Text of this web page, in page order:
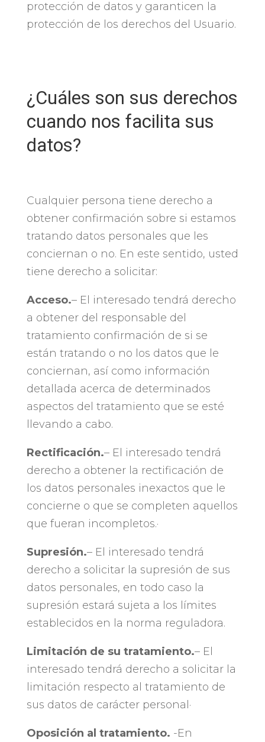
protección de datos y garanticen la
protección de los derechos del Usuario.
¿Cuáles son sus derechos
cuando nos facilita sus
datos?
Cualquier persona tiene derecho a
obtener confirmación sobre si estamos
tratando datos personales que les
conciernan o no. En este sentido, usted
tiene derecho a solicitar:
Acceso​.– El interesado tendrá derecho
a obtener del responsable del
tratamiento confirmación de si se
están tratando o no los datos que le
conciernan, así como información
detallada acerca de determinados
aspectos del tratamiento que se esté
llevando a cabo.
Rectificación​.– El interesado tendrá
derecho a obtener la rectificación de
los datos personales inexactos que le
concierne o que se completen aquellos
que fueran incompletos.· ​
Supresión​.– El interesado tendrá
derecho a solicitar la supresión de sus
datos personales, en todo caso la
supresión estará sujeta a los límites
establecidos en la norma reguladora.
​Limitación de su tratamiento​.– El
interesado tendrá derecho a solicitar la
limitación respecto al tratamiento de
sus datos de carácter personal·
Oposición al tratamiento.​ -En